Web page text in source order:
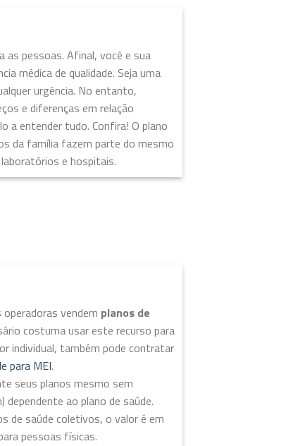
as pessoas. Afinal, você e sua
médica de qualidade. Seja uma
urgência. No entanto,
e diferenças em relação
a entender tudo. Confira! O plano
da família fazem parte do mesmo
e hospitais.
vendem planos de
costuma usar este recurso para
individual, também pode contratar
para MEI.
seus planos mesmo sem
ao plano de saúde.
de saúde coletivos, o valor é em
pessoas físicas.